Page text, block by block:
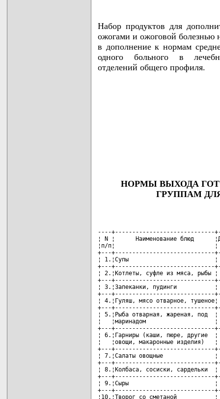
Набор продуктов для
ожогами и ожоговой болезнью
в дополнение к нормам
одного больного в
отделений общего профиля.
НОРМЫ ВЫХОДА
ГРУППАМ
----+-----------------------------
¦ N ¦      Наименование блюд
¦п/п¦                             ¦
+---+-----------------------------
¦ 1.¦Супы                         ¦
+---+-----------------------------
¦ 2.¦Котлеты, суфле из мяса,
+---+-----------------------------
¦ 3.¦Запеканки, пудинги
+---+-----------------------------
¦ 4.¦Гуляш, мясо отварное,
+---+-----------------------------
¦ 5.¦Рыба отварная, жареная,
¦   ¦маринадом
+---+-----------------------------
¦ 6.¦Гарниры (каши, пюре, другие
¦   ¦овощи, макаронные
+---+-----------------------------
¦ 7.¦Салаты овощные
+---+-----------------------------
¦ 8.¦Колбаса, сосиски,
+---+-----------------------------
¦ 9.¦Сыры                         ¦
+---+-----------------------------
¦10.¦Творог со сметаной